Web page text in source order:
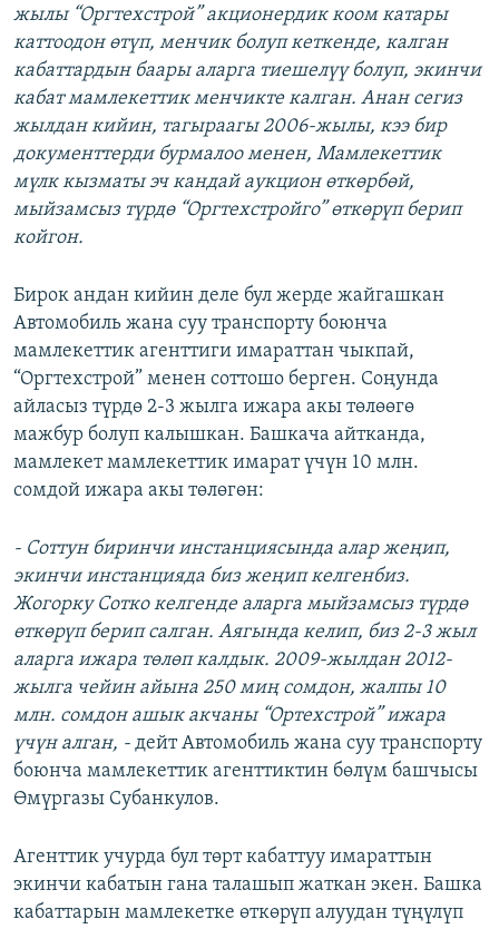
жылы “Оргтехстрой” акционердик коом катары
каттоодон өтүп, менчик болуп кеткенде, калган
кабаттардын баары аларга тиешелүү болуп, экинчи
кабат мамлекеттик менчикте калган. Анан сегиз
жылдан кийин, тагыраагы 2006-жылы, кээ бир
документтерди бурмалоо менен, Мамлекеттик
мүлк кызматы эч кандай аукцион өткөрбөй,
мыйзамсыз түрдө “Оргтехстройго” өткөрүп берип
койгон.
Бирок андан кийин деле бул жерде жайгашкан
Автомобиль жана суу транспорту боюнча
мамлекеттик агенттиги имараттан чыкпай,
“Оргтехстрой” менен соттошо берген. Соңунда
айласыз түрдө 2-3 жылга ижара акы төлөөгө
мажбур болуп калышкан. Башкача айтканда,
мамлекет мамлекеттик имарат үчүн 10 млн.
сомдой ижара акы төлөгөн:
- Соттун биринчи инстанциясында алар жеңип,
экинчи инстанцияда биз жеңип келгенбиз.
Жогорку Сотко келгенде аларга мыйзамсыз түрдө
өткөрүп берип салган. Аягында келип, биз 2-3 жыл
аларга ижара төлөп калдык. 2009-жылдан 2012-
жылга чейин айына 250 миң сомдон, жалпы 10
млн. сомдон ашык акчаны “Ортехстрой” ижара
үчүн алган, - дейт Автомобиль жана суу транспорту
боюнча мамлекеттик агенттиктин бөлүм башчысы
Өмүргазы Субанкулов.
Агенттик учурда бул төрт кабаттуу имараттын
экинчи кабатын гана талашып жаткан экен. Башка
кабаттарын мамлекетке өткөрүп алуудан түңүлүп